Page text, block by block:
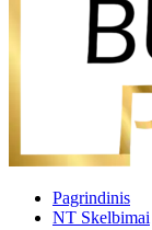
Pagrindinis
NT Skelbimai